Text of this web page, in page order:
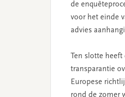
de
voor het einde
advies
Ten slotte
transparantie
Europese
rond de zomer